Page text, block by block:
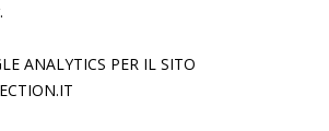
ANALYTICS PER IL SITO